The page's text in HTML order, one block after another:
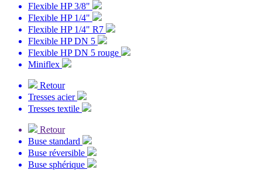
Flexible HP 3/8"
Flexible HP 1/4"
Flexible HP 1/4" R7
Flexible HP DN 5
Flexible HP DN 5 rouge
Miniflex
Retour
Tresses acier
Tresses textile
Retour
Buse standard
Buse réversible
Buse sphérique